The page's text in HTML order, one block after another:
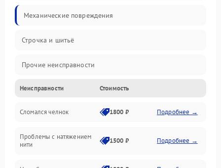
Механические повреждения
Строчка и шитьё
Прочие неисправности
Электроника
Управление и электроника
Подача ткани
Игловодитель и механизмы
Неисправности Стоимость
Сломался челнок 1800 ₽ Подробнее →
Проблемы с натяжением
нити
1500 ₽ Подробнее →